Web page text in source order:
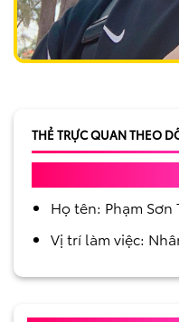
THẺ TRỰC QUAN THEO
Họ tên: Phạm Sơn
Vị trí làm việc: